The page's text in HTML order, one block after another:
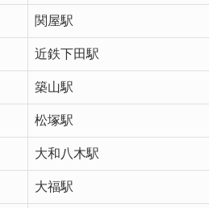
関屋駅
近鉄下田駅
築山駅
松塚駅
大和八木駅
大福駅